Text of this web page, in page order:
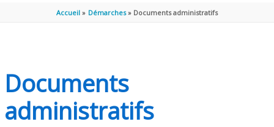
PRINCIPAL
Accueil Démarches Documents administratifs
Documents
administratifs